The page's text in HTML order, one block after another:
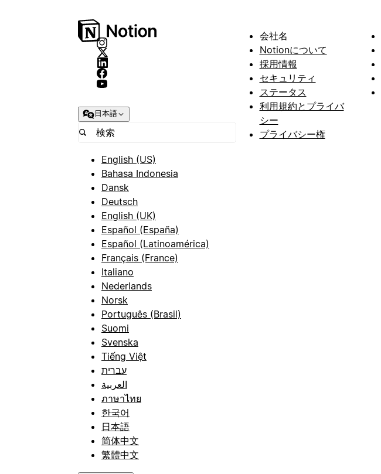
日本語
English (US)
Bahasa Indonesia
Dansk
Deutsch
English (UK)
Español (España)
Español (Latinoamérica)
Français (France)
Italiano
Nederlands
Norsk
Português (Brasil)
Suomi
Svenska
Tiếng Việt
עברית
العربية
ภาษาไทย
한국어
日本語
简体中文
繁體中文
会社名
Notionについて
採用情報
セキュリティ
ステータス
利用規約とプライバ
シー
プライバシー権